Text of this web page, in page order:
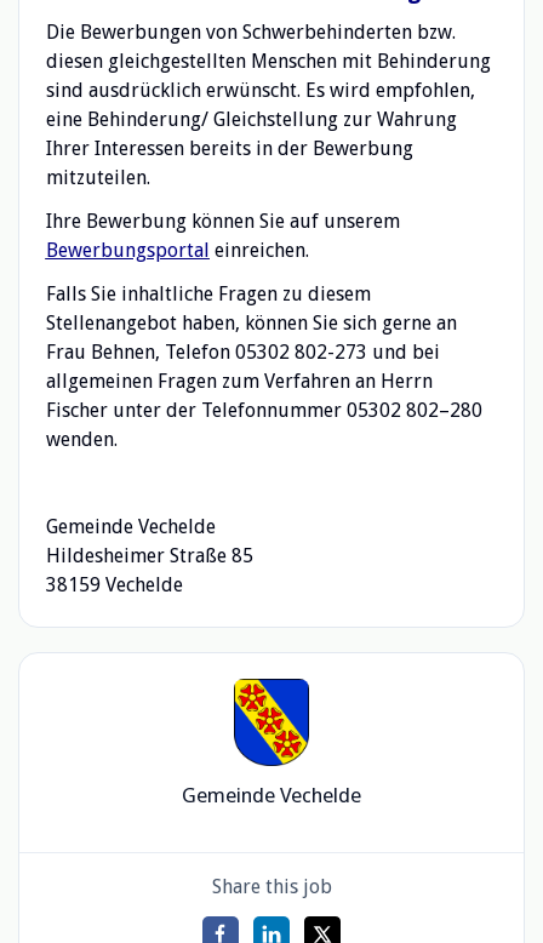
Die Bewerbungen von Schwerbehinderten bzw.
diesen gleichgestellten Menschen mit Behinderung
sind ausdrücklich erwünscht. Es wird empfohlen,
eine Behinderung/ Gleichstellung zur Wahrung
Ihrer Interessen bereits in der Bewerbung
mitzuteilen.
Ihre Bewerbung können Sie auf unserem
Bewerbungsportal einreichen.
Falls Sie inhaltliche Fragen zu diesem
Stellenangebot haben, können Sie sich gerne an
Frau Behnen, Telefon 05302 802-273 und bei
allgemeinen Fragen zum Verfahren an Herrn
Fischer unter der Telefonnummer 05302 802–280
wenden.
Gemeinde Vechelde
Hildesheimer Straße 85
38159 Vechelde
Gemeinde Vechelde
Share this job